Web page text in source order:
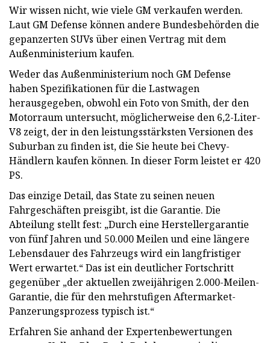
Wir wissen nicht, wie viele GM verkaufen werden.
Laut GM Defense können andere Bundesbehörden die
gepanzerten SUVs über einen Vertrag mit dem
Außenministerium kaufen.
Weder das Außenministerium noch GM Defense
haben Spezifikationen für die Lastwagen
herausgegeben, obwohl ein Foto von Smith, der den
Motorraum untersucht, möglicherweise den 6,2-Liter-
V8 zeigt, der in den leistungsstärksten Versionen des
Suburban zu finden ist, die Sie heute bei Chevy-
Händlern kaufen können. In dieser Form leistet er 420
PS.
Das einzige Detail, das State zu seinen neuen
Fahrgeschäften preisgibt, ist die Garantie. Die
Abteilung stellt fest: „Durch eine Herstellergarantie
von fünf Jahren und 50.000 Meilen und eine längere
Lebensdauer des Fahrzeugs wird ein langfristiger
Wert erwartet.“ Das ist ein deutlicher Fortschritt
gegenüber „der aktuellen zweijährigen 2.000-Meilen-
Garantie, die für den mehrstufigen Aftermarket-
Panzerungsprozess typisch ist.“
Erfahren Sie anhand der Expertenbewertungen